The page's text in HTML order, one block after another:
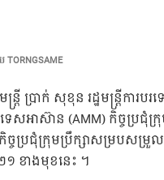
TORNGSAME
រ្តី ប្រាក់ សុខុន រដ្ឋមន្រ្តីការប
រទេសអាស៊ាន (AMM) កិច្ច
ចប្រជុំក្រុមប្រឹក្សាសម្របសម្រួ
១ ខាងមុខនេះ ។